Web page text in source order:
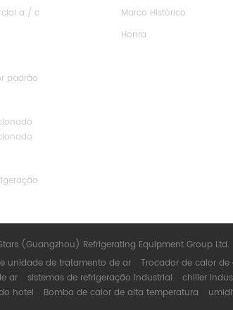
a / c
padrão
Marco Histórico
Honra
(Guangzhou) Refrigerating Equipment Group Ltd.
unidade de tratamento de ar Trocador de calor
ar
sistemas de refrigeração industrial chiller
hotel
Bomba de calor de alta temperatura